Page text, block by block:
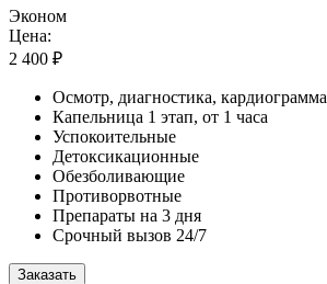
Эконом
Цена:
2 400 ₽
Осмотр, диагностика, кардиограмма
Капельница 1 этап, от 1 часа
Успокоительные
Детоксикационные
Обезболивающие
Противорвотные
Препараты на 3 дня
Срочный вызов 24/7
Заказать